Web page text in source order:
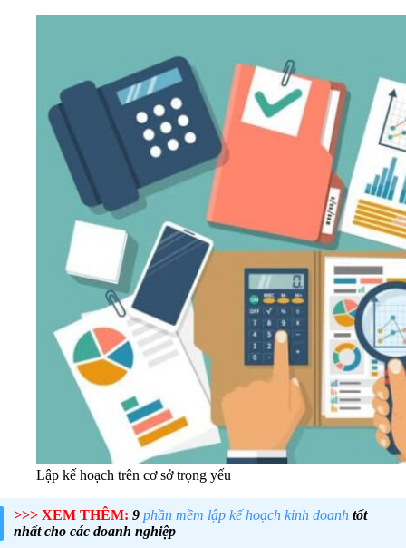
Lập kế hoạch trên cơ sở trọng yếu
>>> XEM THÊM: 9 phần mềm lập kế hoạch kinh doanh tốt
nhất cho các doanh nghiệp